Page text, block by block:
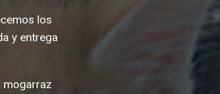
los
y entrega
mogarraz